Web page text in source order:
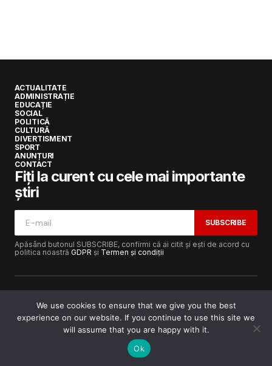
ACTUALITATE
ADMINISTRAȚIE
EDUCAȚIE
SOCIAL
POLITICĂ
CULTURĂ
DIVERTISMENT
SPORT
ANUNȚURI
CONTACT
Fiți la curent cu cele mai importante
știri
SUBSCRIBE
Apăsând butonul SUBSCRIBE, confirmi că ai citit și ești de acord cu
politica noastră GDPR și Termen și condiții
Copyright © 2017-2025Lugojeanul.ro· Toate drepturile
rezervate · Dezvoltat dePower Media FX
We use cookies to ensure that we give you the best
experience on our website. If you continue to use this site we
will assume that you are happy with it.
Ok